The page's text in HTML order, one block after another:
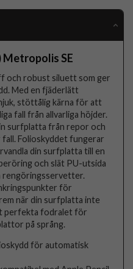
Metropolis SE
och robust siluett som ger
Med en fjäderlätt
stöttålig kärna för att
fall från allvarliga höjder.
surfplatta från repor och
Folioskyddet fungerar
din surfplatta till en
och slät PU-utsida
rengöringsservetter.
för
när din surfplatta inte
perfekta fodralet för
på språng.
för automatisk